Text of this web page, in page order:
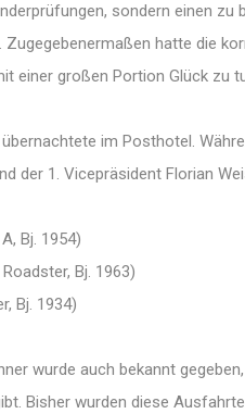
sondern einen zu
hatte die
einer großen Portion Glück zu
im Posthotel.
der 1. Vicepräsident Florian
Bj. 1954)
Bj. 1963)
Bj. 1934)
wurde auch bekannt
Bisher wurden diese